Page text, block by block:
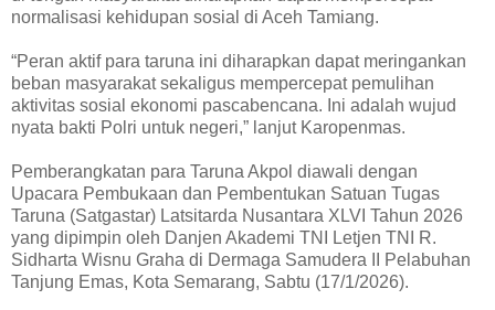
normalisasi kehidupan sosial di Aceh Tamiang.
“Peran aktif para taruna ini diharapkan dapat meringankan
beban masyarakat sekaligus mempercepat pemulihan
aktivitas sosial ekonomi pascabencana. Ini adalah wujud
nyata bakti Polri untuk negeri,” lanjut Karopenmas.
Pemberangkatan para Taruna Akpol diawali dengan
Upacara Pembukaan dan Pembentukan Satuan Tugas
Taruna (Satgastar) Latsitarda Nusantara XLVI Tahun 2026
yang dipimpin oleh Danjen Akademi TNI Letjen TNI R.
Sidharta Wisnu Graha di Dermaga Samudera II Pelabuhan
Tanjung Emas, Kota Semarang, Sabtu (17/1/2026).